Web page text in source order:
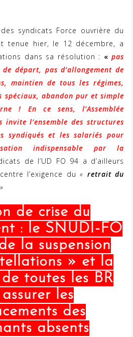
des syndicats Force ouvrière du
tenue hier, le 12 décembre, a
dans sa résolution : « pas
départ, pas d’allongement de
maintien de tous les régimes,
spéciaux, abandon pur et simple
! En ce sens, l’Assemblée
invite l’ensemble des structures
syndiqués et les salariés pour
indispensable par la
de l’UD FO 94 a d’ailleurs
l’exigence du « retrait du
»
de crise du
: le SNUDI-FO
la suspension
» et la
toutes les BR
les
des
absents